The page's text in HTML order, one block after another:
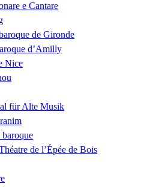
e Cantare
de Gironde
d’Amilly
Nice
für Alte Musik
baroque
de l’Épée de Bois